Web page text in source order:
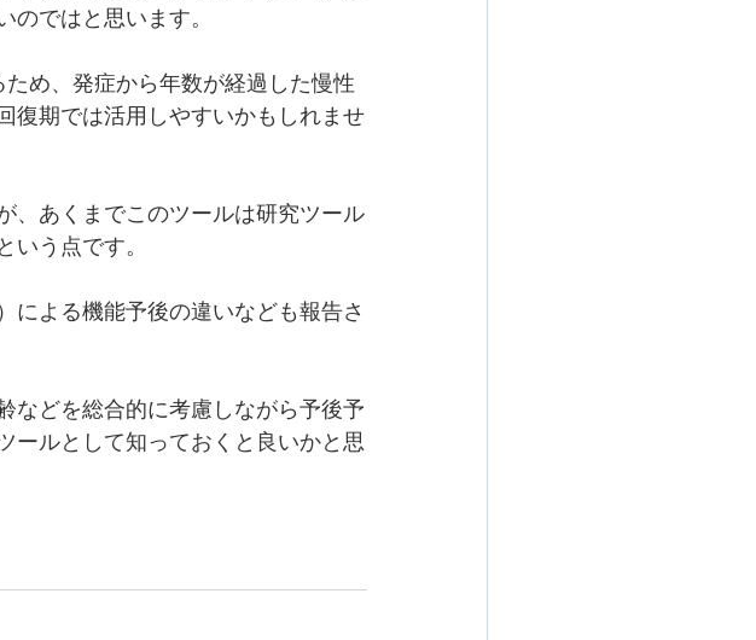
ではと思います。
め、発症から年数が経過した慢性
復期では活用しやすいかもしれませ
、あくまでこのツールは研究ツール
いう点です。
による機能予後の違いなども報告さ
などを総合的に考慮しながら予後予
ールとして知っておくと良いかと思